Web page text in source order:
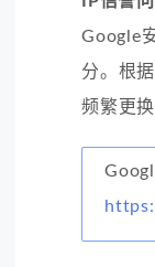
Google
分。根
频繁更